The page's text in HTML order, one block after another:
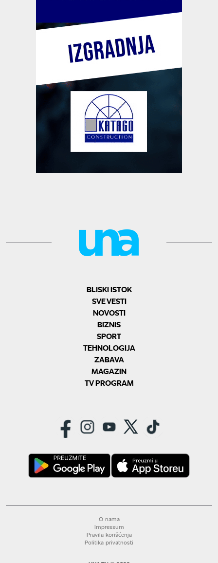
BLISKI ISTOK
SVE VESTI
NOVOSTI
BIZNIS
SPORT
TEHNOLOGIJA
ZABAVA
MAGAZIN
TV PROGRAM
O nama
Impressum
Pravila korišćenja
Politika privatnosti